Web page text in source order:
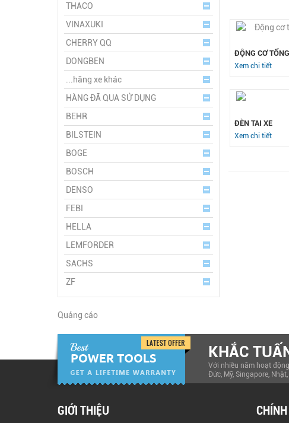
THACO
VINAXUKI
CHERRY QQ
DONGBEN
...hãng xe khác
HÀNG ĐÃ QUA SỬ DỤNG
BEHR
BILSTEIN
BOGE
BOSCH
DENSO
FEBI
HELLA
LEMFORDER
SACHS
ZF
Quảng cáo
ĐỘNG CƠ
Xem chi tiết
ĐÈN TAI XE
Xem chi tiết
KHẮC
Với nhiều năm hoạt
Đức, Mỹ, Singapore,
GIỚI THIỆU